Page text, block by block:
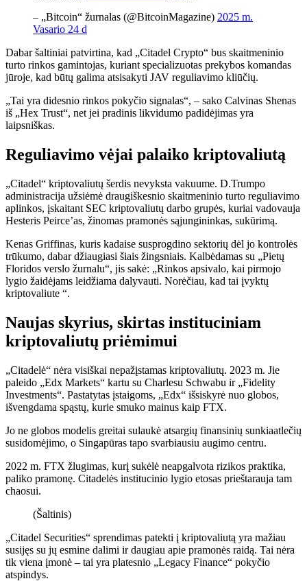
– „Bitcoin“ žurnalas (@BitcoinMagazine) 2025 m.
Vasario 24 d
Dabar šaltiniai patvirtina, kad „Citadel Crypto“ bus skaitmeninio
turto rinkos gamintojas, kuriant specializuotas prekybos komandas
jūroje, kad būtų galima atsisakyti JAV reguliavimo kliūčių.
„Tai yra didesnio rinkos pokyčio signalas“, – sako Calvinas Shenas
iš „Hex Trust“, net jei pradinis likvidumo padidėjimas yra
laipsniškas.
Reguliavimo vėjai palaiko kriptovaliutą
„Citadel“ kriptovaliutų šerdis nevyksta vakuume. D.Trumpo
administracija užsiėmė draugiškesnio skaitmeninio turto reguliavimo
aplinkos, įskaitant SEC kriptovaliutų darbo grupės, kuriai vadovauja
Hesteris Peirce’as, žinomas pramonės sąjungininkas, sukūrimą.
Kenas Griffinas, kuris kadaise susprogdino sektorių dėl jo kontrolės
trūkumo, dabar džiaugiasi šiais žingsniais. Kalbėdamas su „Pietų
Floridos verslo žurnalu“, jis sakė: „Rinkos apsivalo, kai pirmojo
lygio žaidėjams leidžiama dalyvauti. Norėčiau, kad tai įvyktų
kriptovaliute “.
Naujas skyrius, skirtas instituciniam
kriptovaliutų priėmimui
„Citadelė“ nėra visiškai nepažįstamas kriptovaliutų. 2023 m. Jie
paleido „Edx Markets“ kartu su Charlesu Schwabu ir „Fidelity
Investments“. Pastatytas įstaigoms, „Edx“ išsiskyrė nuo globos,
išvengdama spąstų, kurie smuko mainus kaip FTX.
Jo ne globos modelis greitai sulaukė atsargių finansinių sunkiaatlečių
susidomėjimo, o Singapūras tapo svarbiausiu augimo centru.
2022 m. FTX žlugimas, kurį sukėlė neapgalvota rizikos praktika,
paliko pramonę. Citadelės institucinio lygio etosas prieštarauja tam
chaosui.
(Šaltinis)
„Citadel Securities“ sprendimas patekti į kriptovaliutą yra mažiau
susijęs su jų esmine dalimi ir daugiau apie pramonės raidą. Tai nėra
tik viena įmonė – tai yra platesnio „Legacy Finance“ pokyčio
atspindys.